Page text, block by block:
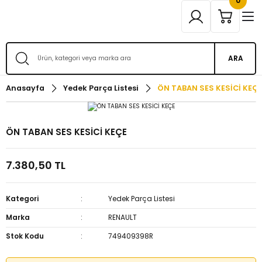
ARA
Anasayfa Yedek Parça Listesi ÖN TABAN SES KESİCİ KEÇE
ÖN TABAN SES KESİCİ KEÇE
7.380,50 TL
Kategori
Yedek Parça Listesi
Marka
RENAULT
Stok Kodu
749409398R